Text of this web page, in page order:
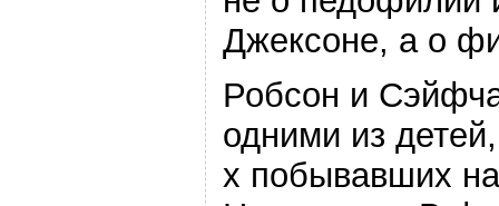
Джексоне, а о
Робсон и
одними из
х побывавших